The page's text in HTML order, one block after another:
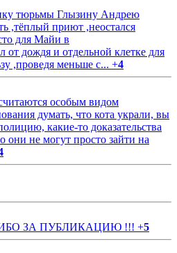
тюрьмы Глызину Андрею
,тёплый приют ,неостался
для Майи в
дождя и отдельной клетке для
,проведя меньше с... +4
особым видом
думать, что кота украли, вы
какие-то доказательства
не могут просто зайти на
ЗА ПУБЛИКАЦИЮ !!! +5